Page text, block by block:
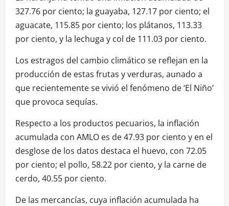
327.76 por ciento; la guayaba, 127.17 por ciento; el
aguacate, 115.85 por ciento; los plátanos, 113.33
por ciento, y la lechuga y col de 111.03 por ciento.
Los estragos del cambio climático se reflejan en la
producción de estas frutas y verduras, aunado a
que recientemente se vivió el fenómeno de ‘El Niño’
que provoca sequías.
Respecto a los productos pecuarios, la inflación
acumulada con AMLO es de 47.93 por ciento y en el
desglose de los datos destaca el huevo, con 72.05
por ciento; el pollo, 58.22 por ciento, y la carne de
cerdo, 40.55 por ciento.
De las mercancías, cuya inflación acumulada ha